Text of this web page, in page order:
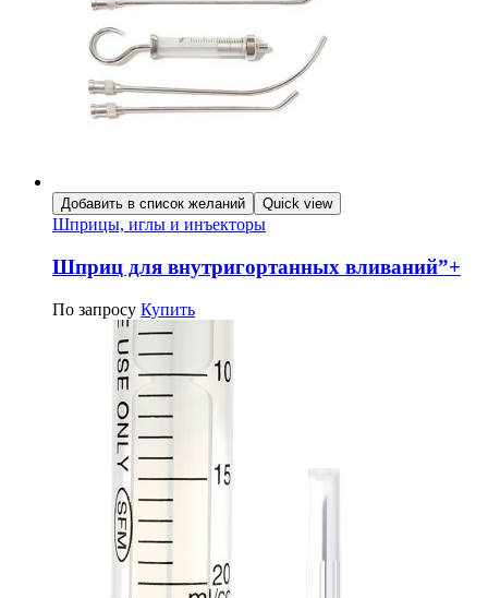
Добавить в список желаний Quick view
Шприцы, иглы и инъекторы
Шприц для внутригортанных вливаний”+
По запросу Купить